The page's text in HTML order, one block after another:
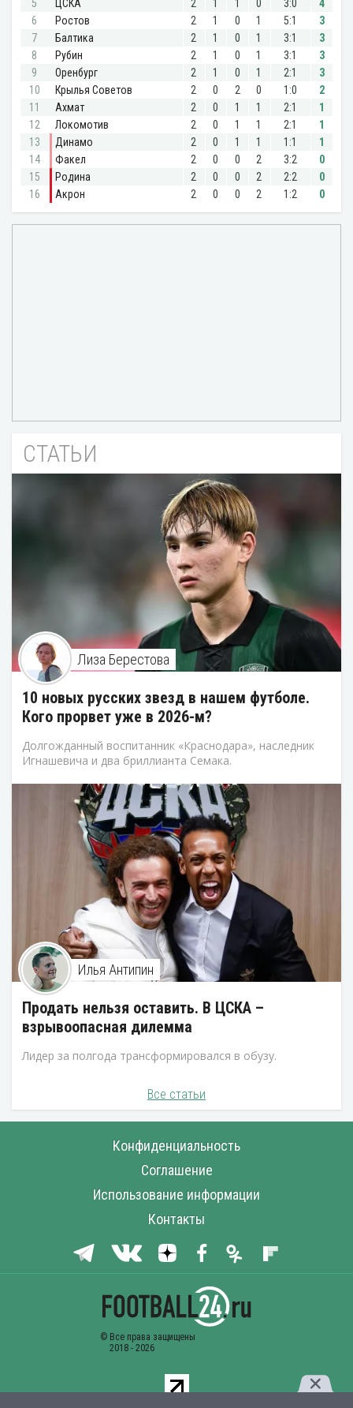
СТАТЬИ
Лиза Берестова
10 новых русских звезд в нашем футболе.
Кого прорвет уже в 2026-м?
Долгожданный воспитанник «Краснодара», наследник
Игнашевича и два бриллианта Семака.
Илья Антипин
Продать нельзя оставить. В ЦСКА –
взрывоопасная дилемма
Лидер за полгода трансформировался в обузу.
Все статьи
Конфиденциальность
Соглашение
Использование информации
Контакты